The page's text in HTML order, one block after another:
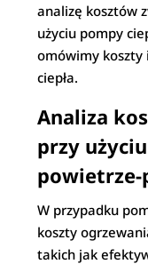
analizę kosztów
użyciu pompy
omówimy koszty
ciepła.
Analiza
przy
W przypadku
koszty
takich jak